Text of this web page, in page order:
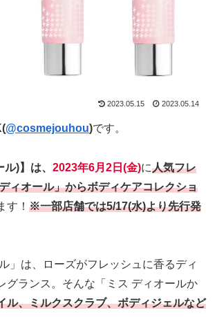
2023.05.15 2023.05.14
@cosmejouhou)です。
ル)】は、 2023年6月2日(金)に人気フレ
ィオール」からボディケアコレクショ
す！ ※一部店舗では5/17(水)より先行発
」は、ローズがフレッシュに香るディ
グランス。そんな「ミス ディオールか
ル、ミルクスクラブ、ボディジェルなど